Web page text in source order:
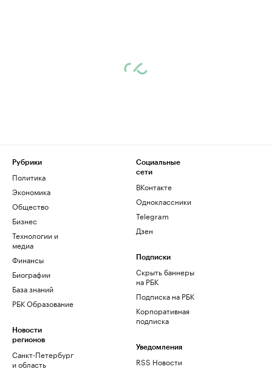
Рубрики
Политика
Экономика
Общество
Бизнес
Технологии и
медиа
Финансы
Биографии
База знаний
РБК Образование
Новости
регионов
Санкт-Петербург
и область
Социальные
сети
ВКонтакте
Одноклассники
Telegram
Дзен
Подписки
Скрыть баннеры
на РБК
Подписка на РБК
Корпоративная
подписка
Уведомления
RSS Новости